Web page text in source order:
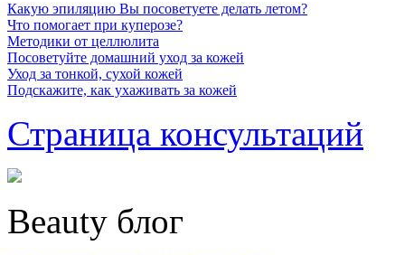
Какую эпиляцию Вы посоветуете делать летом?
Что помогает при куперозе?
Методики от целлюлита
Посоветуйте домашний уход за кожей
Уход за тонкой, сухой кожей
Подскажите, как ухаживать за кожей
Страница консультаций
Beauty блог